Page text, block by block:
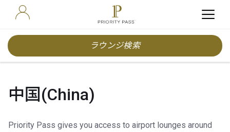
ラウンジ検索
中国(China)
Priority Pass gives you access to airport lounges around